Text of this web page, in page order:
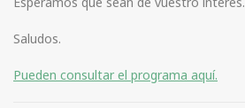
Saludos.
Pueden consultar el programa aquí.